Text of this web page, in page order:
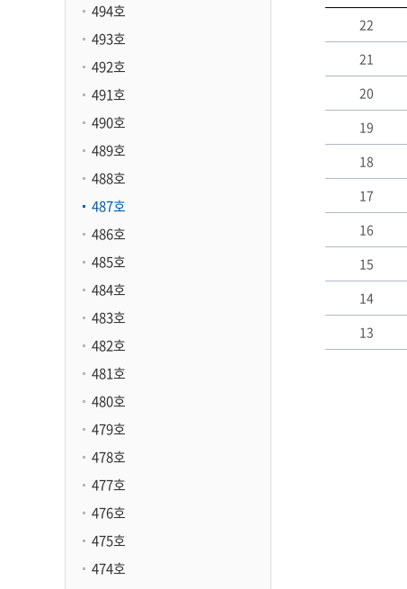
494호
493호
492호
491호
490호
489호
488호
487호
486호
485호
484호
483호
482호
481호
480호
479호
478호
477호
476호
475호
474호
22
21
20
19
18
17
16
15
14
13